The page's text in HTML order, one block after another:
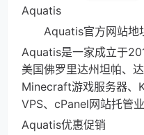
Aquatis
Aquatis官方网站地
Aquatis是一家成立于
美国佛罗里达州坦帕、
Minecraft游戏服务器、
VPS、cPanel网站托管业
Aquatis优惠促销